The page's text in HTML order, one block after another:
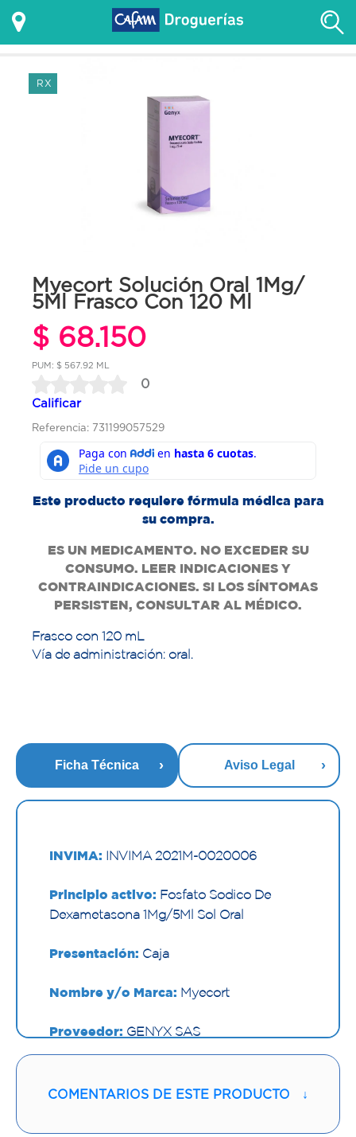
RX
Myecort Solución Oral 1Mg/
5Ml Frasco Con 120 Ml
$ 68.150
PUM: $ 567.92 ML
0
Calificar
Referencia: 731199057529
Este producto requiere fórmula médica para
su compra.
ES UN MEDICAMENTO. NO EXCEDER SU
CONSUMO. LEER INDICACIONES Y
CONTRAINDICACIONES. SI LOS SÍNTOMAS
PERSISTEN, CONSULTAR AL MÉDICO.
Frasco con 120 mL
Vía de administración: oral.
Ficha Técnica Aviso Legal
INVIMA: INVIMA 2021M-0020006
Principio activo: Fosfato Sodico De
Dexametasona 1Mg/5Ml Sol Oral
Presentación: Caja
Nombre y/o Marca: Myecort
Proveedor: GENYX SAS
COMENTARIOS DE ESTE PRODUCTO ↓